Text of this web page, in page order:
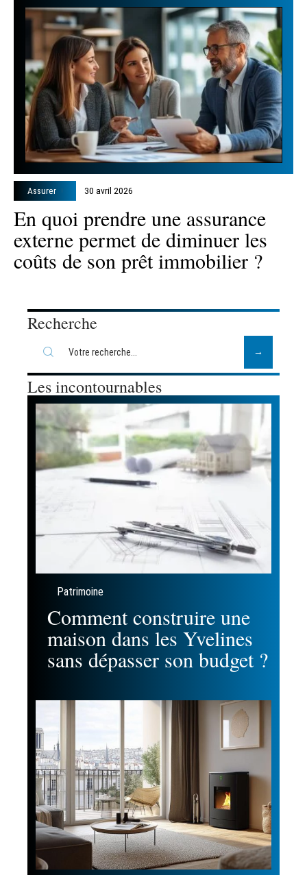
Assurer 30 avril 2026
En quoi prendre une assurance
externe permet de diminuer les
coûts de son prêt immobilier ?
Recherche
Les incontournables
Patrimoine
Comment construire une
maison dans les Yvelines
sans dépasser son budget ?